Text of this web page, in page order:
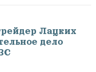
Лацких
дело